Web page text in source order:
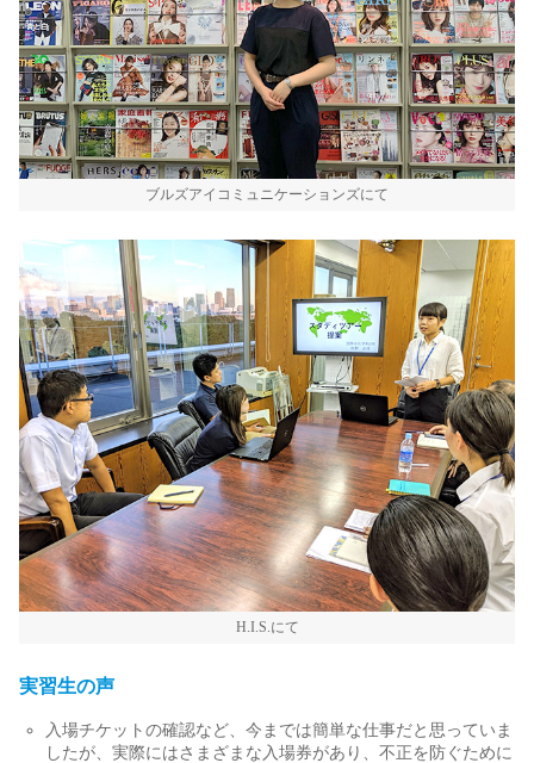
ブルズアイコミュニケーションズにて
H.I.S.にて
実習生の声
入場チケットの確認など、今までは簡単な仕事だと思っていま
したが、実際にはさまざまな入場券があり、不正を防ぐために